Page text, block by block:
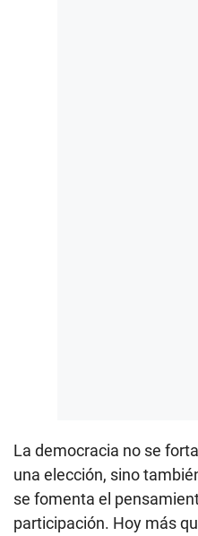
La democracia no se
una elección, sino
se fomenta el
participación. Hoy más